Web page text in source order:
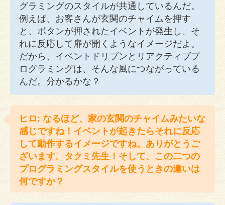
グラミングのスタイルが共通しているんだ。
例えば、お客さんが玄関のチャイムを押す
と、ボタンが押されたイベントが発生し、そ
れに反応して扉が開くようなイメージだよ。
だから、イベントドリブンとリアクティブプ
ログラミングは、そんな風につながっている
んだ。分かるかな？
ヒロ: なるほど、家の玄関のチャイムみたいな
感じですね！イベントが起きたらそれに反応
して動作するイメージですね。ありがとうご
ざいます、タクミ先生！そして、この二つの
プログラミングスタイルを使うときの違いは
何ですか？